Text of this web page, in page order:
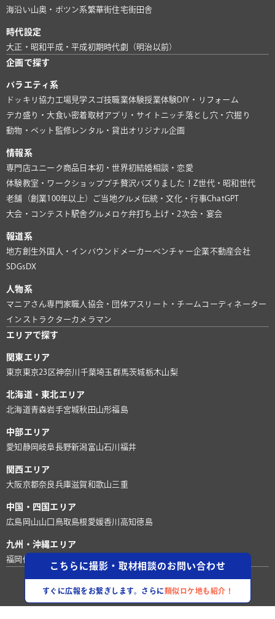
こちらに撮影・取材相談のお問い合わせ
すぐに広報をお繋ぎします。さらに類似ロケ地も紹介！
海沿い山奥・ポツン系繁華街住宅街田舎
時代設定
大正・昭和平成・平成初期時代劇（明治以前）
企画で探す
バラエティ系
ドッキリ協力 工場見学 スゴ技職業体験授業体験 DIY・リフォーム
デカ盛り・大食い密着取材アプリ・サイト ニッチ落とし穴・穴掘り
動物・ペット 監修 レンタル・貸出オリジナル企画
情報系
専門店ユニーク商品 日本初・世界初結婚相談・恋愛
体験教室・ワークショッププチ贅沢バズりました！ Z世代・昭和世代
老舗（創業100年以上）
ご当地グルメ 伝統・文化・行事ChatGPT
大会・コンテスト 駅舎グルメ ロケ弁打ち上げ・2次会・宴会
報道系
地方創生外国人・インバウンド メーカー ベンチャー企業不動産会社
SDGs DX
人物系
マニアさん専門家 職人 協会・団体アスリート・チーム コーディネーター
インストラクターカメラマン
エリアで探す
関東エリア
東京 東京23区神奈川 千葉埼玉群馬茨城栃木山梨
北海道・東北エリア
北海道青森岩手宮城秋田 山形福島
中部エリア
愛知 静岡 岐阜長野新潟富山石川 福井
関西エリア
大阪京都奈良兵庫滋賀和歌山 三重
中国・四国エリア
広島 岡山山口 鳥取島根 愛媛香川 高知徳島
九州・沖縄エリア
福岡 佐賀
©株式会社ロケグー